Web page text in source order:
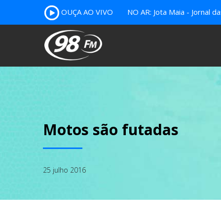
OUÇA AO VIVO NO AR: Jota Maia - Jornal
Motos são futadas
25 julho 2016